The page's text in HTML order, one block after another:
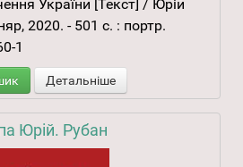
України [Текст] / Юрій
2020. - 501 с. : портр.
1
Детальніше
Юрій. Рубан